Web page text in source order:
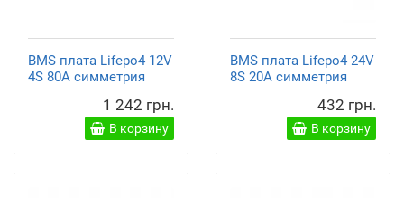
BMS плата Lifepo4 12V
4S 80A симметрия
1 242 грн.
В корзину
BMS плата Lifepo4 24V
8S 20A симметрия
432 грн.
В корзину